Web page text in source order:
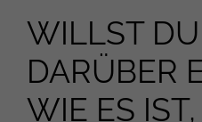
WILLST
DARÜBER
WIE ES